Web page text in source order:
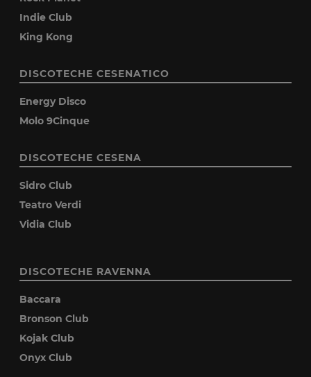
Indie Club
King Kong
DISCOTECHE CESENATICO
Energy Disco
Molo 9Cinque
DISCOTECHE CESENA
Sidro Club
Teatro Verdi
Vidia Club
DISCOTECHE RAVENNA
Baccara
Bronson Club
Kojak Club
Onyx Club